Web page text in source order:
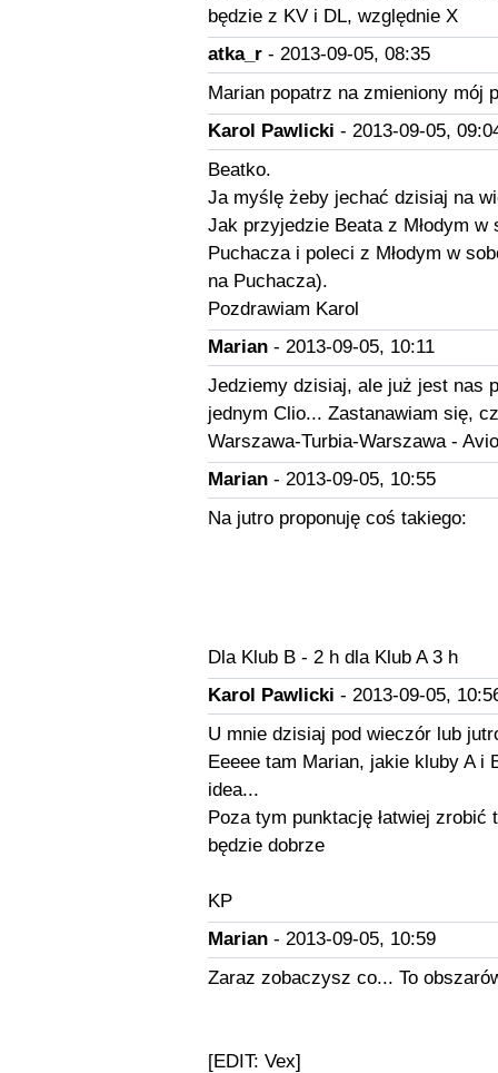
będzie z KV i DL, względnie X
atka_r- 2013-09-05, 08:35
Marian popatrz na zmieniony mój
Karol Pawlicki - 2013-09-05,
Beatko.
Ja myślę żeby jechać dzisiaj na
Jak przyjedzie Beata z Młodym
Puchacza i poleci z Młodym w
na Puchacza).
Pozdrawiam Karol
Marian- 2013-09-05, 10:11
Jedziemy dzisiaj, ale już jest nas
jednym Clio... Zastanawiam się,
Warszawa-Turbia-Warszawa -
Marian- 2013-09-05, 10:55
Na jutro proponuję coś takiego:
Dla Klub B - 2 h dla Klub A 3 h
Karol Pawlicki - 2013-09-05,
U mnie dzisiaj pod wieczór lub
Eeeee tam Marian, jakie kluby A i
idea...
Poza tym punktację łatwiej
będzie dobrze
KP
Marian- 2013-09-05, 10:59
Zaraz zobaczysz co... To
[EDIT: Vex]